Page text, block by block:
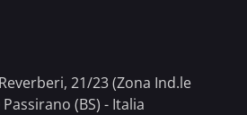
21/23 (Zona Ind.le
(BS) - Italia